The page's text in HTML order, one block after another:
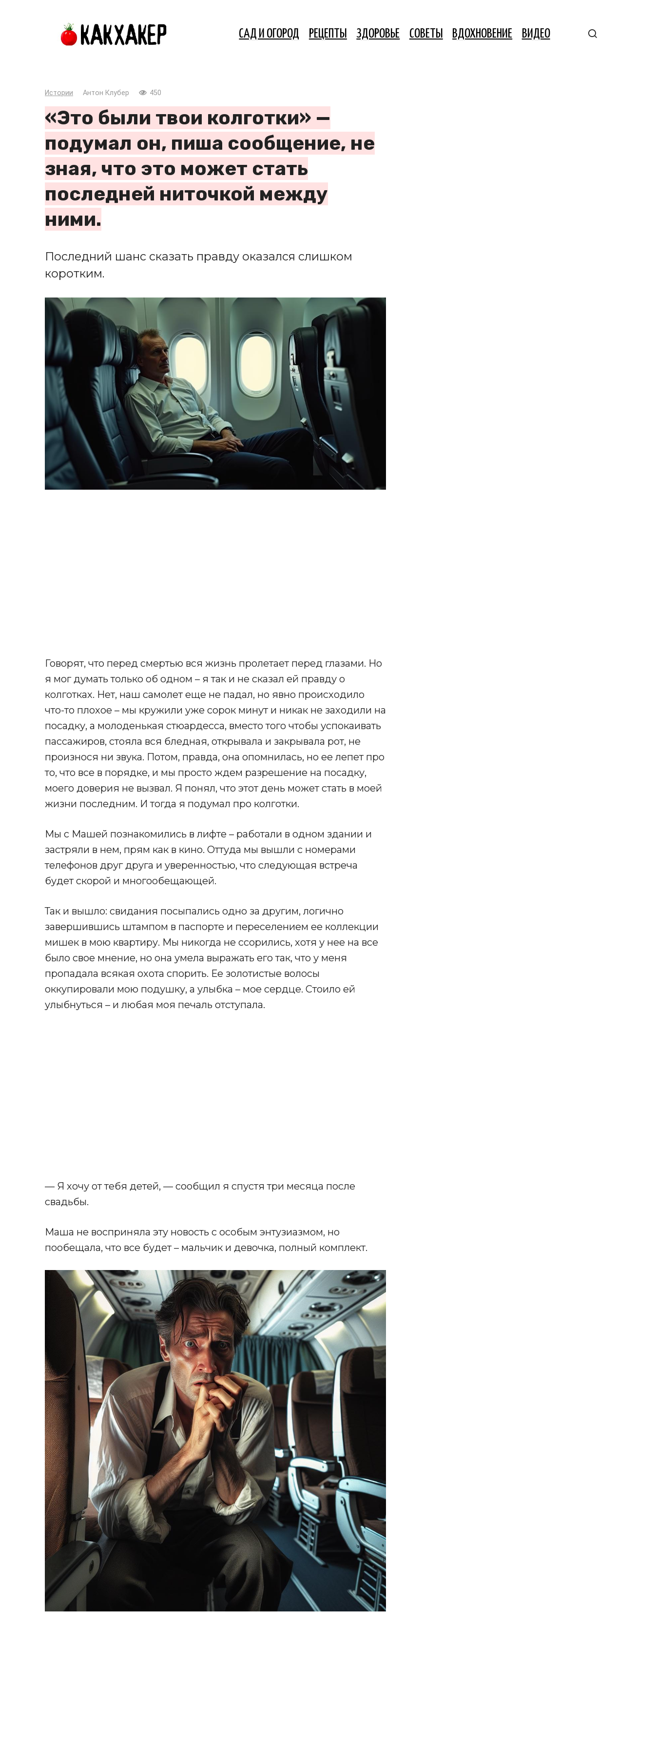
САД И ОГОРОД РЕЦЕПТЫ ЗДОРОВЬЕ СОВЕТЫ ВДОХНОВЕНИЕ ВИДЕО
Истории Антон Клубер 450
«Это были твои колготки» —
подумал он, пиша сообщение, не
зная, что это может стать
последней ниточкой между
ними.
Последний шанс сказать правду оказался слишком
коротким.
Говорят, что перед смертью вся жизнь пролетает перед глазами. Но
я мог думать только об одном – я так и не сказал ей правду о
колготках. Нет, наш самолет еще не падал, но явно происходило
что-то плохое – мы кружили уже сорок минут и никак не заходили на
посадку, а молоденькая стюардесса, вместо того чтобы успокаивать
пассажиров, стояла вся бледная, открывала и закрывала рот, не
произнося ни звука. Потом, правда, она опомнилась, но ее лепет про
то, что все в порядке, и мы просто ждем разрешение на посадку,
моего доверия не вызвал. Я понял, что этот день может стать в моей
жизни последним. И тогда я подумал про колготки.
Мы с Машей познакомились в лифте – работали в одном здании и
застряли в нем, прям как в кино. Оттуда мы вышли с номерами
телефонов друг друга и уверенностью, что следующая встреча
будет скорой и многообещающей.
Так и вышло: свидания посыпались одно за другим, логично
завершившись штампом в паспорте и переселением ее коллекции
мишек в мою квартиру. Мы никогда не ссорились, хотя у нее на все
было свое мнение, но она умела выражать его так, что у меня
пропадала всякая охота спорить. Ее золотистые волосы
оккупировали мою подушку, а улыбка – мое сердце. Стоило ей
улыбнуться – и любая моя печаль отступала.
— Я хочу от тебя детей, — сообщил я спустя три месяца после
свадьбы.
Маша не восприняла эту новость с особым энтузиазмом, но
пообещала, что все будет – мальчик и девочка, полный комплект.